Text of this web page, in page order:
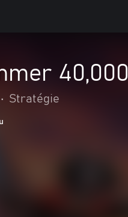
• Stratégie